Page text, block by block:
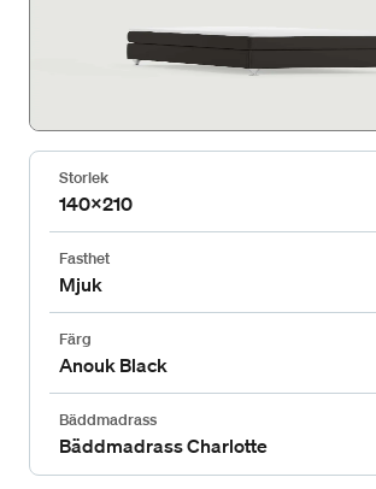
Storlek
140x210
Fasthet
Mjuk
Färg
Anouk Black
Bäddmadrass
Bäddmadrass Charlotte